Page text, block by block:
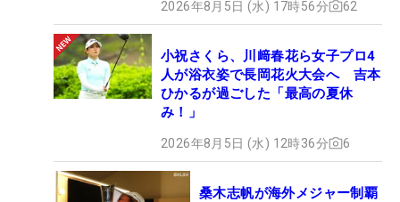
2026年8月5日 (水) 17時56分 62
小祝さくら、川﨑春花ら女子プロ4
人が浴衣姿で長岡花火大会へ 吉本
ひかるが過ごした「最高の夏休
み！」
2026年8月5日 (水) 12時36分 6
桑木志帆が海外メジャー制覇